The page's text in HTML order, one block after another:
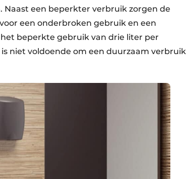
Naast een beperkter verbruik zorgen de
een onderbroken gebruik en een
beperkte gebruik van drie liter per
niet voldoende om een duurzaam verbruik